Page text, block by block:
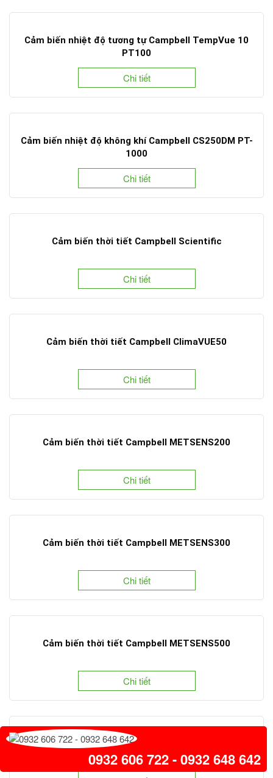
Cảm biến nhiệt độ tương tự Campbell TempVue 10
PT100
Chi tiết
Cảm biến nhiệt độ không khí Campbell CS250DM PT-
1000
Chi tiết
Cảm biến thời tiết Campbell Scientific
Chi tiết
Cảm biến thời tiết Campbell ClimaVUE50
Chi tiết
Cảm biến thời tiết Campbell METSENS200
Chi tiết
Cảm biến thời tiết Campbell METSENS300
Chi tiết
Cảm biến thời tiết Campbell METSENS500
Chi tiết
Cảm biến áp suất khí quyển Campbell
0932 606 722 - 0932 648 642